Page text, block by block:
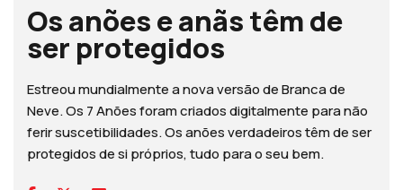
Os anões e anãs têm de
ser protegidos
Estreou mundialmente a nova versão de Branca de
Neve. Os 7 Anões foram criados digitalmente para não
ferir suscetibilidades. Os anões verdadeiros têm de ser
protegidos de si próprios, tudo para o seu bem.